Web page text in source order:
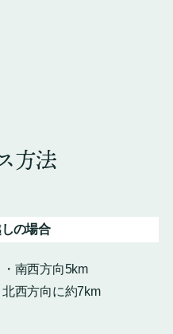
方法
の場合
南西方向5km
西方向に約7km